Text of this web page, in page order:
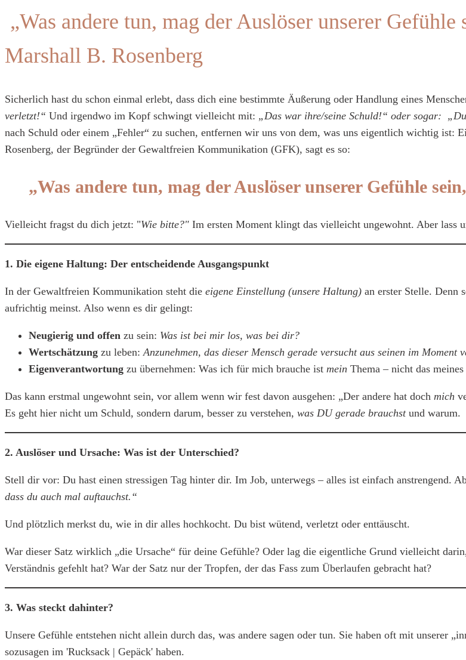
„Was andere tun, mag der Auslöser unserer
Marshall B. Rosenberg
Sicherlich hast du schon einmal erlebt, dass dich eine bestimmte Äußerung oder Handlung eines
verletzt!“ Und irgendwo im Kopf schwingt vielleicht mit: „Das war ihre/seine Schuld!“ oder sogar:
nach Schuld oder einem „Fehler“ zu suchen, entfernen wir uns von dem, was uns eigentlich wichtig ist:
Rosenberg, der Begründer der Gewaltfreien Kommunikation (GFK), sagt es so:
„Was andere tun, mag der Auslöser unserer Gefühle
Vielleicht fragst du dich jetzt: "Wie bitte?" Im ersten Moment klingt das vielleicht ungewohnt. Aber lass
1. Die eigene Haltung: Der entscheidende Ausgangspunkt
In der Gewaltfreien Kommunikation steht die eigene Einstellung (unsere Haltung) an erster Stelle. Denn
aufrichtig meinst. Also wenn es dir gelingt:
Neugierig und offen zu sein: Was ist bei mir los, was bei dir?
Wertschätzung zu leben: Anzunehmen, das dieser Mensch gerade versucht aus seinen im
Eigenverantwortung zu übernehmen: Was ich für mich brauche ist mein Thema – nicht das meines
Das kann erstmal ungewohnt sein, vor allem wenn wir fest davon ausgehen: „Der andere hat doch mich
Es geht hier nicht um Schuld, sondern darum, besser zu verstehen, was DU gerade brauchstund warum.
2. Auslöser und Ursache: Was ist der Unterschied?
Stell dir vor: Du hast einen stressigen Tag hinter dir. Im Job, unterwegs – alles ist einfach anstrengend.
dass du auch mal auftauchst.“
Und plötzlich merkst du, wie in dir alles hochkocht. Du bist wütend, verletzt oder enttäuscht.
War dieser Satz wirklich „die Ursache“ für deine Gefühle? Oder lag die eigentliche Grund vielleicht
Verständnis gefehlt hat? War der Satz nur der Tropfen, der das Fass zum Überlaufen gebracht hat?
3. Was steckt dahinter?
Unsere Gefühle entstehen nicht allein durch das, was andere sagen oder tun. Sie haben oft mit unserer
sozusagen im 'Rucksack | Gepäck' haben.